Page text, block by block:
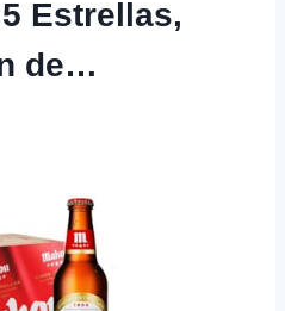
Estrellas,
de…